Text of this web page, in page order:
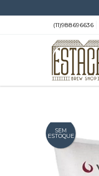
(11)988696636
SEM
ESTOQUE